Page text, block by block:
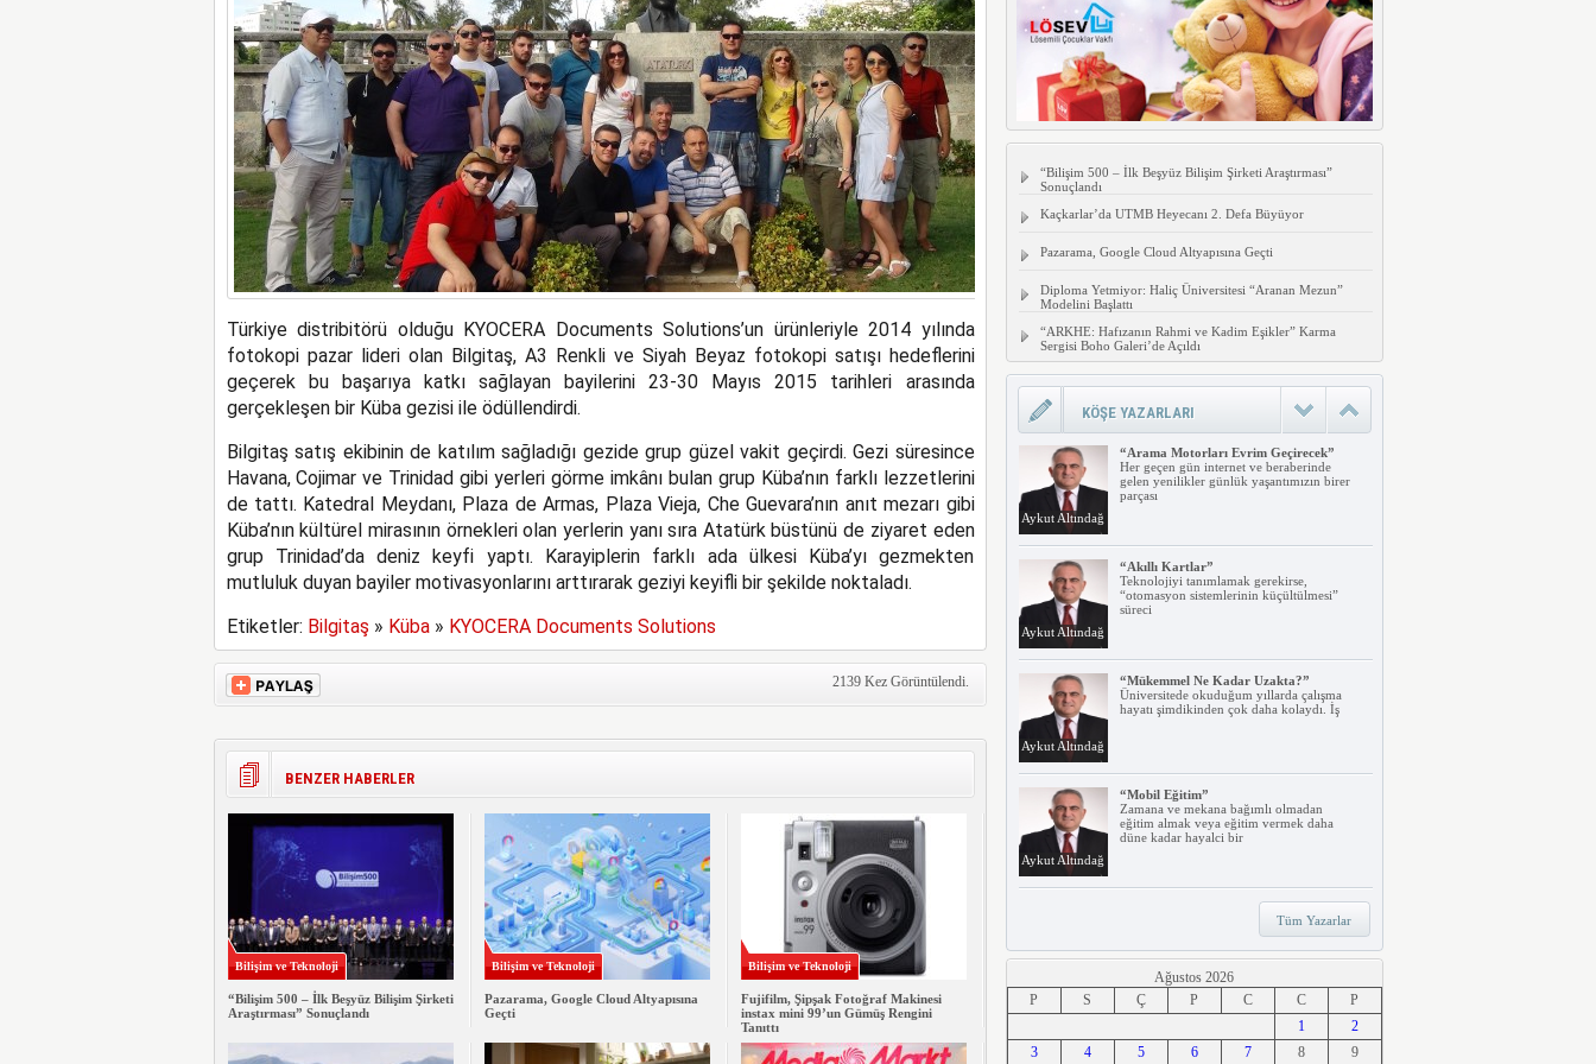
Türkiye distribitörü olduğu KYOCERA Documents Solutions’un ürünleriyle 2014 yılında
fotokopi pazar lideri olan Bilgitaş, A3 Renkli ve Siyah Beyaz fotokopi satışı hedeflerini
geçerek bu başarıya katkı sağlayan bayilerini 23-30 Mayıs 2015 tarihleri arasında
gerçekleşen bir Küba gezisi ile ödüllendirdi.
Bilgitaş satış ekibinin de katılım sağladığı gezide grup güzel vakit geçirdi. Gezi süresince
Havana, Cojimar ve Trinidad gibi yerleri görme imkânı bulan grup Küba’nın farklı lezzetlerini
de tattı. Katedral Meydanı, Plaza de Armas, Plaza Vieja, Che Guevara’nın anıt mezarı gibi
Küba’nın kültürel mirasının örnekleri olan yerlerin yanı sıra Atatürk büstünü de ziyaret eden
grup Trinidad’da deniz keyfi yaptı. Karayiplerin farklı ada ülkesi Küba’yı gezmekten
mutluluk duyan bayiler motivasyonlarını arttırarak geziyi keyifli bir şekilde noktaladı.
Etiketler: Bilgitaş » Küba» KYOCERA Documents Solutions
2139 Kez Görüntülendi.
BENZER HABERLER
Bilişim ve Teknoloji
“Bilişim 500 – İlk Beşyüz Bilişim Şirketi
Araştırması” Sonuçlandı
Bilişim ve Teknoloji
Pazarama, Google Cloud Altyapısına
Geçti
Bilişim ve Teknoloji
Fujifilm, Şipşak Fotoğraf Makinesi
instax mini 99’un Gümüş Rengini
Tanıttı
“Bilişim 500 – İlk Beşyüz Bilişim Şirketi Araştırması”
Sonuçlandı
Kaçkarlar’da UTMB Heyecanı 2. Defa Büyüyor
Pazarama, Google Cloud Altyapısına Geçti
Diploma Yetmiyor: Haliç Üniversitesi “Aranan Mezun”
Modelini Başlattı
“ARKHE: Hafızanın Rahmi ve Kadim Eşikler” Karma
Sergisi Boho Galeri’de Açıldı
KÖŞE YAZARLARI
Aykut Altındağ
“Arama Motorları Evrim Geçirecek”
Her geçen gün internet ve beraberinde
gelen yenilikler günlük yaşantımızın birer
parçası
Aykut Altındağ
“Akıllı Kartlar”
Teknolojiyi tanımlamak gerekirse,
“otomasyon sistemlerinin küçültülmesi”
süreci
Aykut Altındağ
“Mükemmel Ne Kadar Uzakta?”
Üniversitede okuduğum yıllarda çalışma
hayatı şimdikinden çok daha kolaydı. İş
Aykut Altındağ
“Mobil Eğitim”
Zamana ve mekana bağımlı olmadan
eğitim almak veya eğitim vermek daha
düne kadar hayalci bir
“Teknoloji, Hızlı Tren ve İrem…”
Belki dikkatinizi çekmiştir. Türkiye’nin ilk
hızlı treni Ankara – Eskişehir
“Ne Duruyorsunuz, Dijitalleşsenize!”
Arabanız kendi kendine park ederken, siz
apartmanınıza giriyor ve evinizin kapısını
Tüm Yazarlar
Ağustos 2026
P
S Ç P C C
P
1
2
3
4 5 6 7 8 9